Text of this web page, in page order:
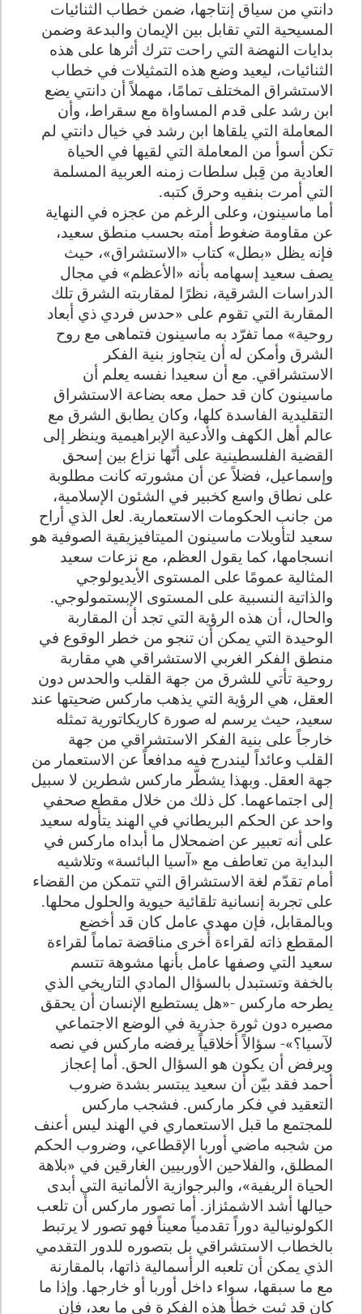
دانتي من سياق إنتاجها، ضمن خطاب الثنائيات
المسيحية التي تقابل بين الإيمان والبدعة وضمن
بدايات النهضة التي راحت تترك أثرها على هذه
الثنائيات، ليعيد وضع هذه التمثيلات في خطاب
الاستشراق المختلف تمامًا، مهملاً أن دانتي يضع
ابن رشد على قدم المساواة مع سقراط، وأن
المعاملة التي يلقاها ابن رشد في خيال دانتي لم
تكن أسوأ من المعاملة التي لقيها في الحياة
العادية من قِبل سلطات زمنه العربية المسلمة
التي أمرت بنفيه وحرق كتبه.
أما ماسينون، وعلى الرغم من عجزه في النهاية
عن مقاومة ضغوط أمته بحسب منطق سعيد،
فإنه يظل «بطل» كتاب «الاستشراق»، حيث
يصف سعيد إسهامه بأنه «الأعظم» في مجال
الدراسات الشرقية، نظرًا لمقاربته الشرق تلك
المقاربة التي تقوم على «حدس فردي ذي أبعاد
روحية» مما تفرّد به ماسينون فتماهى مع روح
الشرق وأمكن له أن يتجاوز بنية الفكر
الاستشراقي. مع أن سعيدا نفسه يعلم أن
ماسينون كان قد حمل معه بضاعة الاستشراق
التقليدية الفاسدة كلها، وكان يطابق الشرق مع
عالم أهل الكهف والأدعية الإبراهيمية وينظر إلى
القضية الفلسطينية على أنّها نزاع بين إسحق
وإسماعيل، فضلاً عن أن مشورته كانت مطلوبة
على نطاق واسع كخبير في الشئون الإسلامية،
من جانب الحكومات الاستعمارية. لعل الذي أراح
سعيد لتأويلات ماسينون الميتافيزيقية الصوفية هو
انسجامها، كما يقول العظم، مع نزعات سعيد
المثالية عمومًا على المستوى الأيديولوجي
والذاتية النسبية على المستوى الإبستمولوجي.
والحال، أن هذه الرؤية التي تجد أن المقاربة
الوحيدة التي يمكن أن تنجو من خطر الوقوع في
منطق الفكر الغربي الاستشراقي هي مقاربة
روحية تأتي للشرق من جهة القلب والحدس دون
العقل، هي الرؤية التي يذهب ماركس ضحيتها عند
سعيد، حيث يرسم له صورة كاريكاتورية تمثله
خارجاً على بنية الفكر الاستشراقي من جهة
القلب وعائداً ليندرج فيه مدافعاً عن الاستعمار من
جهة العقل. وبهذا يشطّر ماركس شطرين لا سبيل
إلى اجتماعهما. كل ذلك من خلال مقطع صحفي
واحد عن الحكم البريطاني في الهند يتأوله سعيد
على أنه تعبير عن اضمحلال ما أبداه ماركس في
البداية من تعاطف مع «آسيا البائسة» وتلاشيه
أمام تقدّم لغة الاستشراق التي تتمكن من القضاء
على تجربة إنسانية تلقائية حيوية والحلول محلها.
وبالمقابل، فإن مهدي عامل كان قد أخضع
المقطع ذاته لقراءة أخرى مناقضة تماماً لقراءة
سعيد التي وصفها عامل بأنها مشوهة تتسم
بالخفة وتستبدل بالسؤال المادي التاريخي الذي
يطرحه ماركس -«هل يستطيع الإنسان أن يحقق
مصيره دون ثورة جذرية في الوضع الاجتماعي
لآسيا؟»- سؤالاً أخلاقياً يرفضه ماركس في نصه
ويرفض أن يكون هو السؤال الحق. أما إعجاز
أحمد فقد بيّن أن سعيد يبتسر بشدة ضروب
التعقيد في فكر ماركس. فشجب ماركس
للمجتمع ما قبل الاستعماري في الهند ليس أعنف
من شجبه ماضي أوربا الإقطاعي، وضروب الحكم
المطلق، والفلاحين الأوربيين الغارقين في «بلاهة
الحياة الريفية»، والبرجوازية الألمانية التي أبدى
حيالها أشد الاشمئزاز. أما تصور ماركس أن تلعب
الكولونيالية دوراً تقدمياً معيناً فهو تصور لا يرتبط
بالخطاب الاستشراقي بل بتصوره للدور التقدمي
الذي يمكن أن تلعبه الرأسمالية ذاتها، بالمقارنة
مع ما سبقها، سواء داخل أوربا أو خارجها. وإذا ما
كان قد ثبت خطأ هذه الفكرة في ما بعد، فإن